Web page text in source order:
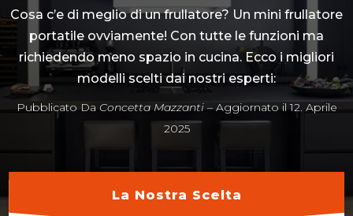
Cosa c’e di meglio di un frullatore? Un mini frullatore
portatile ovviamente! Con tutte le funzioni ma
richiedendo meno spazio in cucina. Ecco i migliori
modelli scelti dai nostri esperti:
Pubblicato Da Concetta Mazzanti–Aggiornato il 12. Aprile
2025
La Nostra Scelta